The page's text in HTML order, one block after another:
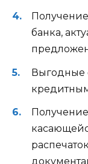
банка,
Выгодные